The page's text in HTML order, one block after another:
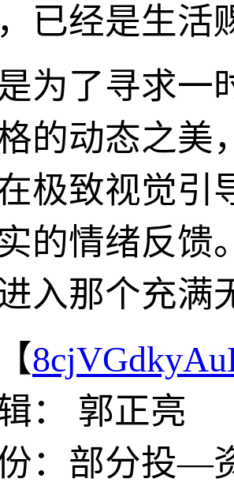
已经是生活
为了寻求一
的动态之美
极致视觉引
的情绪反馈
入那个充满
： 郭正亮
：部分投—